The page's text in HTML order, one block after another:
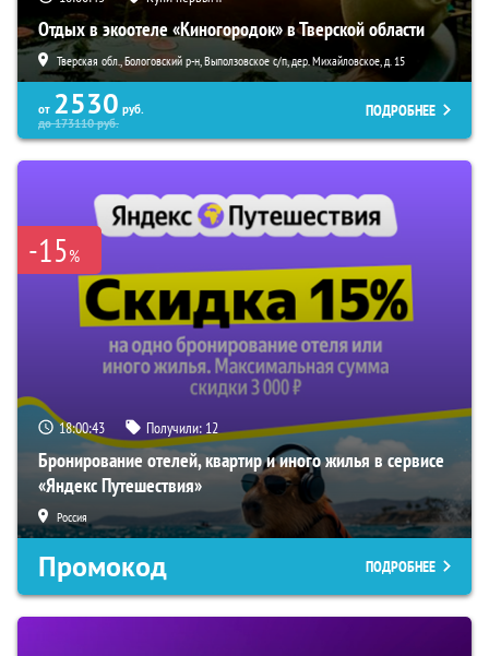
Отдых в экоотеле «Киногородок» в Тверской области
Тверская обл., Бологовский р-н, Выползовское с/п, дер. Михайловское, д. 15
от 2530 руб.
до173110руб.
ПОДРОБНЕЕ
-15%
18:00:42 Получили: 12
Бронирование отелей, квартир и иного жилья в сервисе
«Яндекс Путешествия»
Россия
Промокод ПОДРОБНЕЕ